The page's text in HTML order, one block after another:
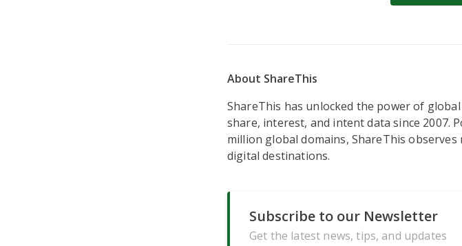
About ShareThis
ShareThis has unlocked the power of
share, interest, and intent data since 2007.
million global domains, ShareThis
digital destinations.
Subscribe to our Newsletter
Get the latest news, tips, and updates